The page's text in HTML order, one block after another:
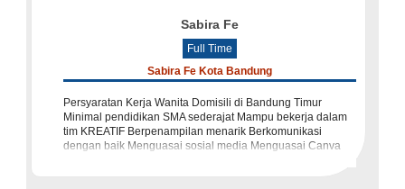
Sabira Fe
Full Time
Sabira Fe Kota Bandung
Persyaratan Kerja Wanita Domisili di Bandung Timur
Minimal pendidikan SMA sederajat Mampu bekerja dalam
tim KREATIF Berpenampilan menarik Berkomunikasi
dengan baik Menguasai sosial media Menguasai Canva